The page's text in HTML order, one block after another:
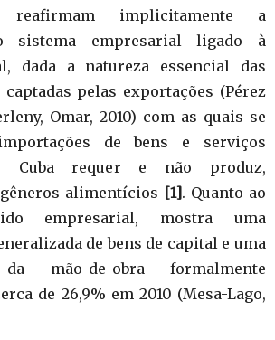
implicitamente a
sistema empresarial ligado à
dada a natureza essencial das
captadas pelas exportações (Pérez
Omar, 2010) com as quais se
de bens e serviços
Cuba requer e não produz,
alimentícios [1]. Quanto ao
empresarial, mostra uma
de bens de capital e uma
da mão-de-obra formalmente
de 26,9% em 2010 (Mesa-Lago,